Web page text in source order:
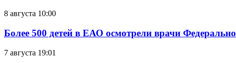
8 августа 10:00
Более 500 детей в ЕАО осмотрели врачи
7 августа 19:01